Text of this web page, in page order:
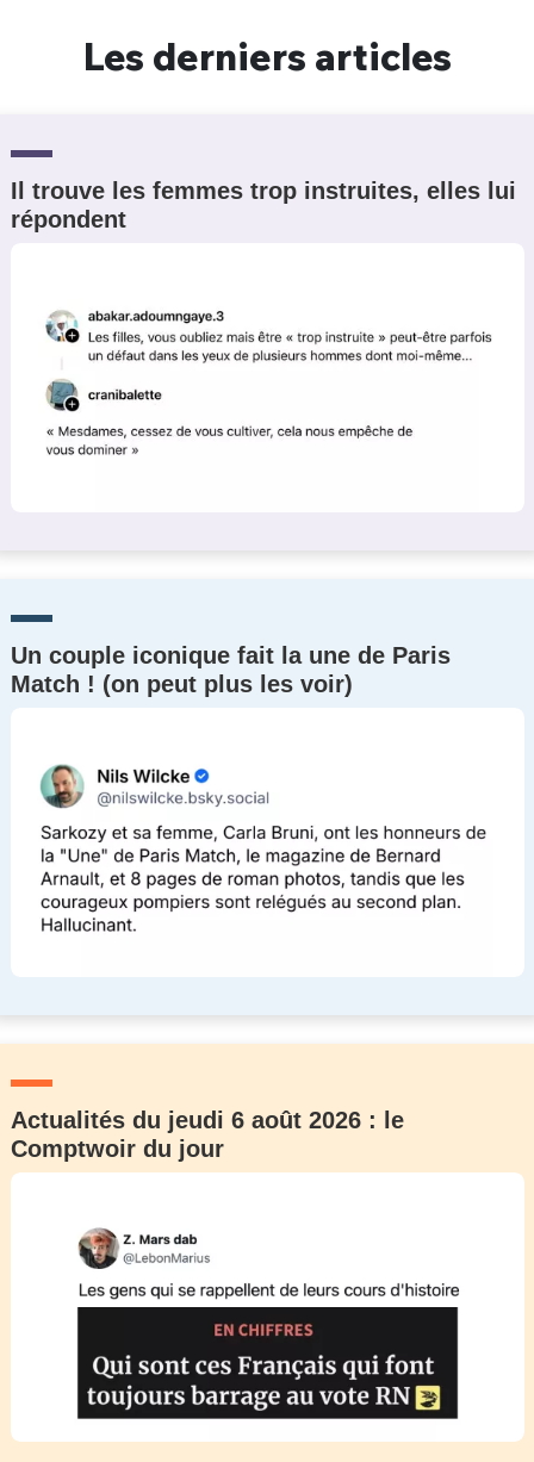
Les derniers articles
Il trouve les femmes trop instruites, elles lui
répondent
Un couple iconique fait la une de Paris
Match ! (on peut plus les voir)
Actualités du jeudi 6 août 2026 : le
Comptwoir du jour
Un Thread